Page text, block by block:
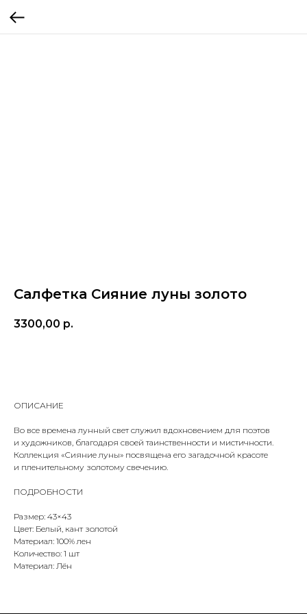
Салфетка Сияние луны золото
3300,00 р.
ОПИСАНИЕ
Во все времена лунный свет служил вдохновением для поэтов
и художников, благодаря своей таинственности и мистичности.
Коллекция «Сияние луны» посвящена его загадочной красоте
и пленительному золотому свечению.
ПОДРОБНОСТИ
Размер: 43×43
Цвет: Белый, кант золотой
Материал: 100% лен
Количество: 1 шт
Материал: Лён